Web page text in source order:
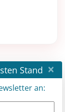
Stand ×
an: